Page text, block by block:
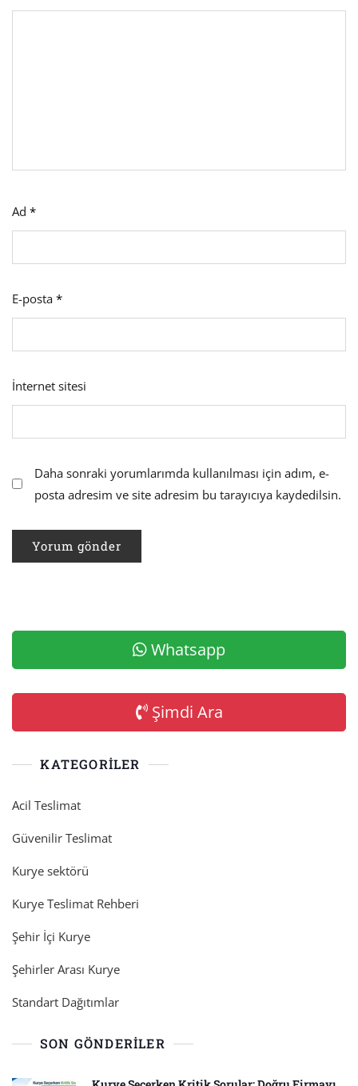
Ad *
E-posta *
İnternet sitesi
Daha sonraki yorumlarımda kullanılması için adım, e-
posta adresim ve site adresim bu tarayıcıya kaydedilsin.
Whatsapp
Şimdi Ara
KATEGORILER
Acil Teslimat
Güvenilir Teslimat
Kurye sektörü
Kurye Teslimat Rehberi
Şehir İçi Kurye
Şehirler Arası Kurye
Standart Dağıtımlar
SON GÖNDERILER